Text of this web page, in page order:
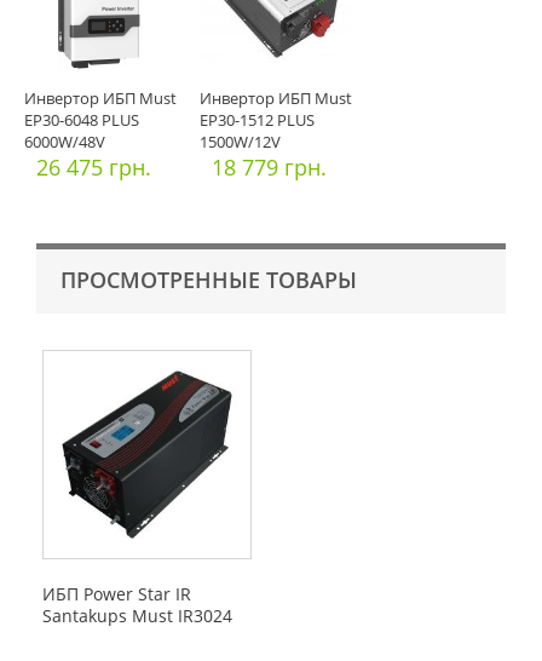
Инвертор ИБП Must
EP30-6048 PLUS
6000W/48V
26 475 грн.
Инвертор ИБП Must
EP30-1512 PLUS
1500W/12V
18 779 грн.
ПРОСМОТРЕННЫЕ ТОВАРЫ
ИБП Power Star IR
Santakups Must IR3024